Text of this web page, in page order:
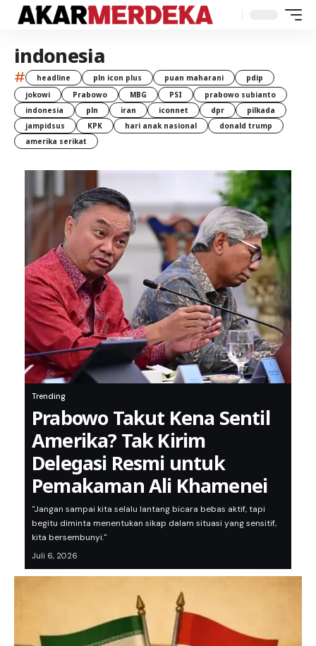
indonesia
# headline pln icon plus puan maharani
pdip
jokowi
Prabowo MBG PSI
prabowo subianto
indonesia
pln iran iconnet dpr
pilkada
jampidsus
KPK hari anak nasional
donald trump
amerika serikat
Trending
Prabowo Takut Kena Sentil
Amerika? Tak Kirim
Delegasi Resmi untuk
Pemakaman Ali Khamenei
"Jangan sampai kita selalu lantang bicara bebas aktif, tapi
begitu diminta menentukan sikap dalam situasi yang sensitif,
kita bersembunyi."
Juli 6, 2026